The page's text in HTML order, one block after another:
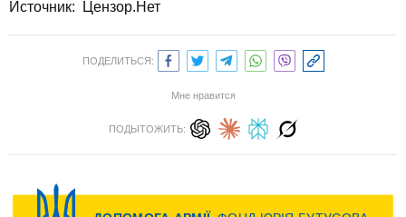
Источник: Цензор.Нет
ПОДЕЛИТЬСЯ:
Мне нравится
ПОДЫТОЖИТЬ: